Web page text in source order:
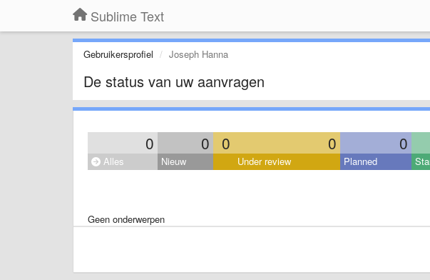
Sublime Text
Gebruikersprofiel Joseph Hanna
De status van uw aanvragen
0 0 0 0 0
Alles Nieuw Under review Planned
Geen onderwerpen